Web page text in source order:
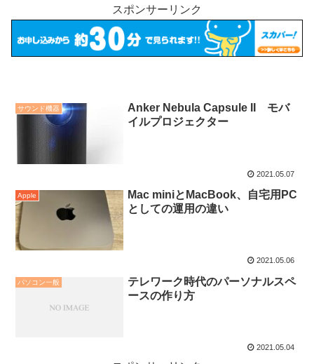
スポンサーリンク
サウンド機器
Anker Nebula Capsule II モバ
イルプロジェクター
2021.05.07
Apple
Mac miniとMacBook、自宅用PC
としての運用の違い
2021.05.06
パソコン一般
テレワーク時代のパーソナルスペ
ースの作り方
2021.05.04